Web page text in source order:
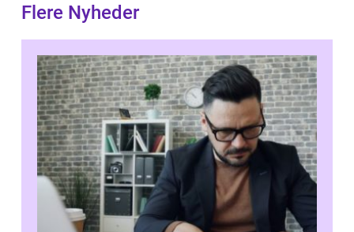
Flere Nyheder